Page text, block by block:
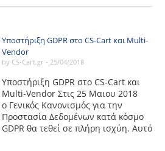
Υποστήριξη GDPR στο CS-Cart και Multi-
Vendor
by CS-Cart.gr - 25/04/2018
Υποστήριξη GDPR στο CS-Cart και
Multi-Vendor Στις 25 Μαιου 2018
ο Γενικός Κανονισμός για την
Προστασία Δεδομένων κατά κόσμο
GDPR θα τεθεί σε πλήρη ισχύη. Αυτό